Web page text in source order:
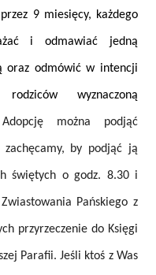
9 miesięcy, każdego
i odmawiać jedną
oraz odmówić w intencji
wyznaczoną
można podjąć
by podjąć ją
świętych o godz. 8.30 i
Pańskiego z
przyrzeczenie do Księgi
Parafii. Jeśli ktoś z Was